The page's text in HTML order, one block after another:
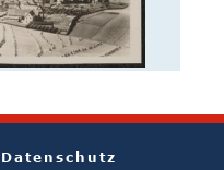
Datenschutz